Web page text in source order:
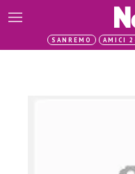
SANREMO AMICI